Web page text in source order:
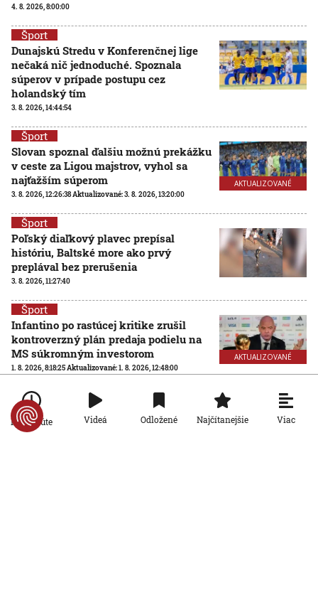
4. 8. 2026, 8:00:00
Šport
Dunajskú Stredu v Konferenčnej lige
nečaká nič jednoduché. Spoznala
súperov v prípade postupu cez
holandský tím
3. 8. 2026, 14:44:54
AKTUALIZOVANÉ
Šport
Slovan spoznal ďalšiu možnú prekážku
v ceste za Ligou majstrov, vyhol sa
najťažším súperom
3. 8. 2026, 12:26:38 Aktualizované:3. 8. 2026, 13:20:00
Šport
Poľský diaľkový plavec prepísal
históriu, Baltské more ako prvý
preplával bez prerušenia
3. 8. 2026, 11:27:40
AKTUALIZOVANÉ
Šport
Infantino po rastúcej kritike zrušil
kontroverzný plán predaja podielu na
MS súkromným investorom
1. 8. 2026, 8:18:25 Aktualizované:1. 8. 2026, 12:48:00
Šport
Futbalové MS so 64 účastníkmi? FIFA
hľadá nezávislú spoločnosť na
Po minúte Videá Odložené Najčítanejšie Viac